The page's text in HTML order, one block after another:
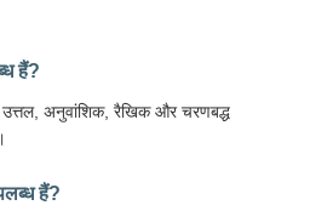
हैं?
उत्तल, अनुवांशिक, रैखिक और चरणबद्ध
हैं?